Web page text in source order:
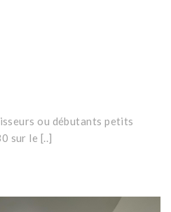
ou débutants petits
sur le [..]